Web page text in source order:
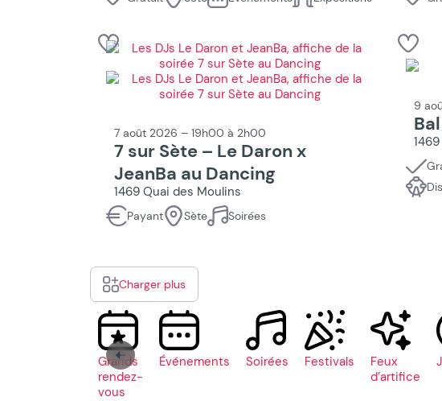
7 août 2026 – 19h00 à 2h00
7 sur Sète – Le Daron x
JeanBa au Dancing
1469 Quai des Moulins
Payant Sète Soirées
9
Charger plus
Grands
rendez-
vous
Événements Soirées Festivals
Feux
d’artifice